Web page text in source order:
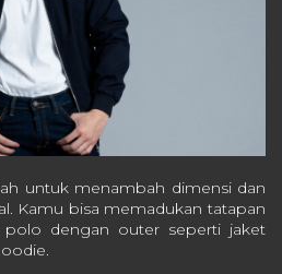
untuk menambah dimensi dan
Kamu bisa memadukan tatapan
polo dengan outer seperti jaket